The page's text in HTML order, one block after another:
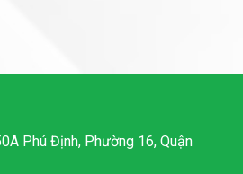
Phú Định, Phường 16, Quận